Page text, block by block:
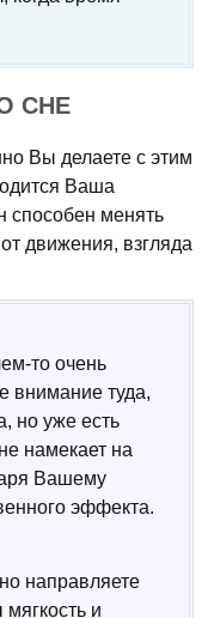
СНЕ
Вы делаете с этим
Ваша
способен менять
движения, взгляда
то очень
внимание туда,
но уже есть
намекает на
Вашему
эффекта.
направляете
и